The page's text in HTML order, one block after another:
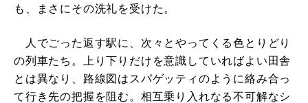
も、まさにその洗礼を受けた。
人でごった返す駅に、次々とやってくる色とりどり
の列車たち。上り下りだけを意識していればよい田舎
とは異なり、路線図はスパゲッティのように絡み合っ
て行き先の把握を阻む。相互乗り入れなる不可解なシ